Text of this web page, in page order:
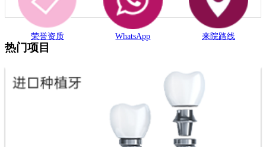
荣誉资质 WhatsApp 来院路线
热门项目